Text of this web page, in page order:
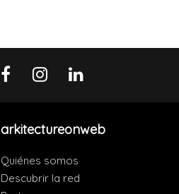
arkitectureonweb
Quiénes somos
Descubrir la red